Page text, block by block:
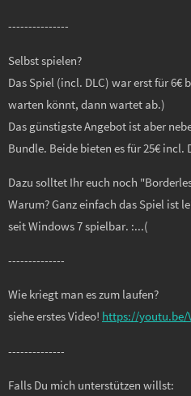
---------------
Selbst spielen?
Das Spiel (incl. DLC) war erst für 6€
warten könnt, dann wartet ab.)
Das günstigste Angebot ist aber
Bundle. Beide bieten es für 25€ incl.
Dazu solltet Ihr euch noch
Warum? Ganz einfach das Spiel ist
seit Windows 7 spielbar. :...(
--------------
Wie kriegt man es zum laufen?
siehe erstes Video! https://youtu.be/
--------------
Falls Du mich unterstützen willst: